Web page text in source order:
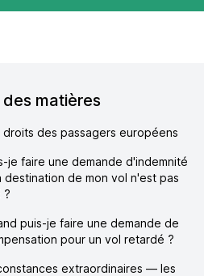
matières
droits des passagers européens
je faire une demande d'indemnité
destination de mon vol n'est pas
?
puis-je faire une demande de
pour un vol retardé ?
extraordinaires — les